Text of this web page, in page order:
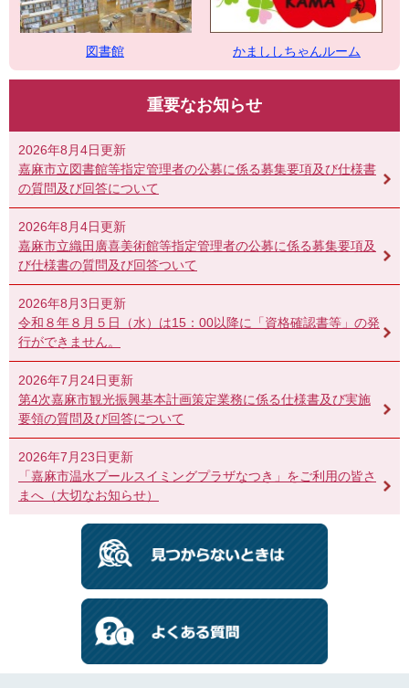
図書館 かまししちゃんルーム
重要なお知らせ
2026年8月4日更新
嘉麻市立図書館等指定管理者の公募に係る募集要項及び仕様書
の質問及び回答について
2026年8月4日更新
嘉麻市立織田廣喜美術館等指定管理者の公募に係る募集要項及
び仕様書の質問及び回答ついて
2026年8月3日更新
令和８年８月５日（水）は15：00以降に「資格確認書等」の発
行ができません。
2026年7月24日更新
第4次嘉麻市観光振興基本計画策定業務に係る仕様書及び実施
要領の質問及び回答について
2026年7月23日更新
「嘉麻市温水プールスイミングプラザなつき」をご利用の皆さ
まへ（大切なお知らせ）